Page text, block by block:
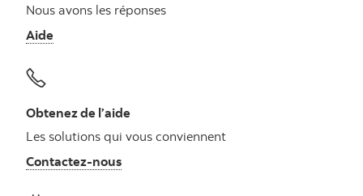
Nous avons les réponses
Aide
Obtenez de l’aide
Les solutions qui vous conviennent
Contactez-nousAutres numéros, contactez-nous par